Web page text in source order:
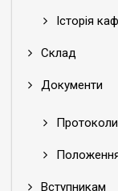
Історія
Склад
Документи
Вступникам